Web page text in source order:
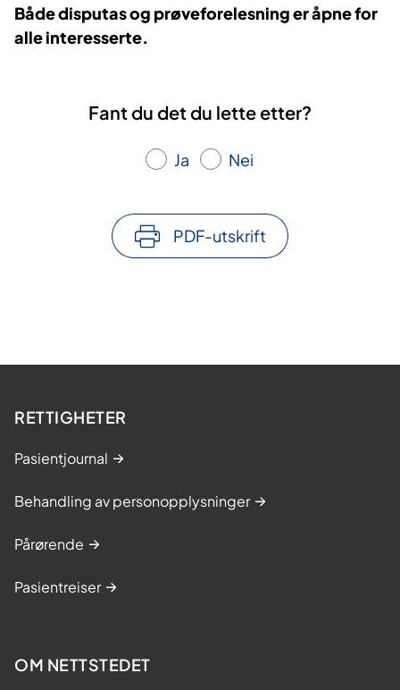
Både disputas og prøveforelesning er åpne for
alle interesserte.
Fant du det du lette etter?
Ja Nei
PDF-utskrift
RETTIGHETER
Pasientjournal
Behandling av personopplysninger
Pårørende
Pasientreiser
OM NETTSTEDET